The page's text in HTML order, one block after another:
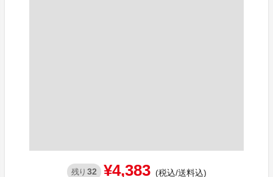
残り 32 ¥4,383 (税込/送料込)